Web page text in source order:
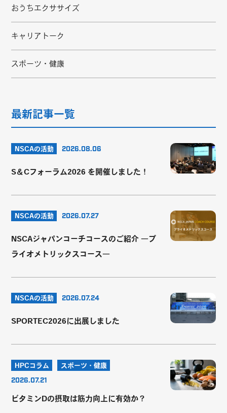
おうちエクササイズ
キャリアトーク
スポーツ・健康
最新記事一覧
NSCAの活動 2026.08.06
S＆Cフォーラム2026 を開催しました！
NSCAの活動 2026.07.27
NSCAジャパンコーチコースのご紹介 ―プ
ライオメトリックスコース―
NSCAの活動 2026.07.24
SPORTEC2026に出展しました
HPCコラム スポーツ・健康
2026.07.21
ビタミンDの摂取は筋力向上に有効か？